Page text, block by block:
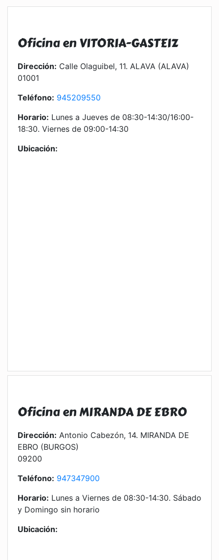
Oficina en VITORIA-GASTEIZ
Dirección: Calle Olaguibel, 11. ALAVA (ALAVA)
01001
Teléfono: 945209550
Horario: Lunes a Jueves de 08:30-14:30/16:00-
18:30. Viernes de 09:00-14:30
Ubicación:
Oficina en MIRANDA DE EBRO
Dirección: Antonio Cabezón, 14. MIRANDA DE
EBRO (BURGOS)
09200
Teléfono: 947347900
Horario: Lunes a Viernes de 08:30-14:30. Sábado
y Domingo sin horario
Ubicación: